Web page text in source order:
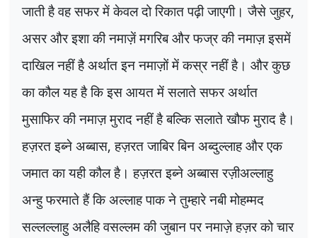
जाती है वह सफर में केवल दो रिकात पढ़ी जाएगी। जैसे जुहर,
असर और इशा की नमाज़ें मगरिब और फज्र की नमाज़ इसमें
दाखिल नहीं है अर्थात इन नमाज़ों में कस्र नहीं है। और कुछ
का कौल यह है कि इस आयत में सलाते सफर अर्थात
मुसाफिर की नमाज़ मुराद नहीं है बल्कि सलाते खौफ मुराद है।
हज़रत इब्ने अब्बास,हज़रत जाबिर बिन अब्दुल्लाह और एक
जमात का यही कौल है। हज़रत इब्ने अब्बास रज़ीअल्लाहु
अन्हु फरमाते हैं कि अल्लाह पाक ने तुम्हारे नबी मोहम्मद
सल्लल्लाहु अलैहि वसल्लम की जुबान पर नमाज़े हज़र को चार